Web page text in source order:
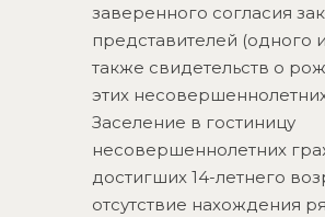
заверенного согласия
представителей (одного
также свидетельств о
этих
Заселение в гостиницу
несовершеннолетних
достигших 14-летнего
отсутствие нахождения